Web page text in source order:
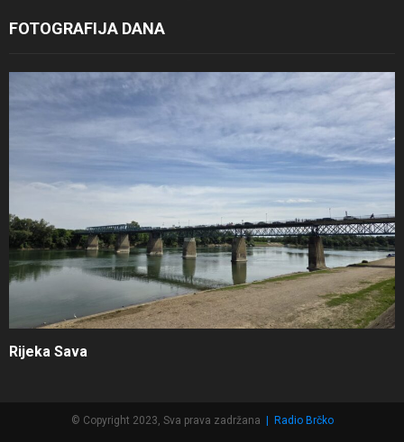
FOTOGRAFIJA DANA
Rijeka Sava
© Copyright 2023, Sva prava zadržana Radio Brčko